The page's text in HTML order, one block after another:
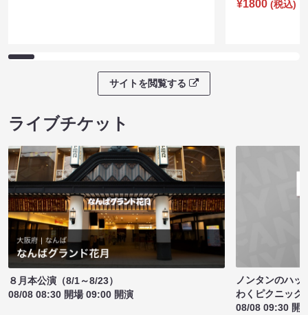
¥1800 (税込)
サイトを閲覧する
ライブチケット
８月本公演（8/1～8/23）
08/08 08:30 開場 09:00 開演
ノンタンのハッ
わくピクニック
08/08 09:30 開